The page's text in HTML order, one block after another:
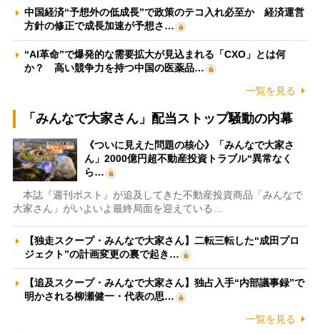
中国経済“予想外の低成長”で政策のテコ入れ必至か 経済運営
方針の修正で成長加速が予想さ…
“AI革命”で爆発的な需要拡大が見込まれる「CXO」とは何
か？ 高い競争力を持つ中国の医薬品…
一覧を見る
「みんなで大家さん」配当ストップ騒動の内幕
《ついに見えた問題の核心》「みんなで大家さ
ん」2000億円超不動産投資トラブル“異常なく
ら…
本誌『週刊ポスト』が追及してきた不動産投資商品「みんなで
大家さん」がいよいよ最終局面を迎えている…
【独走スクープ・みんなで大家さん】二転三転した“成田プロ
ジェクト”の計画変更の裏で起き…
【追及スクープ・みんなで大家さん】独占入手“内部議事録”で
明かされる柳瀬健一・代表の思…
一覧を見る